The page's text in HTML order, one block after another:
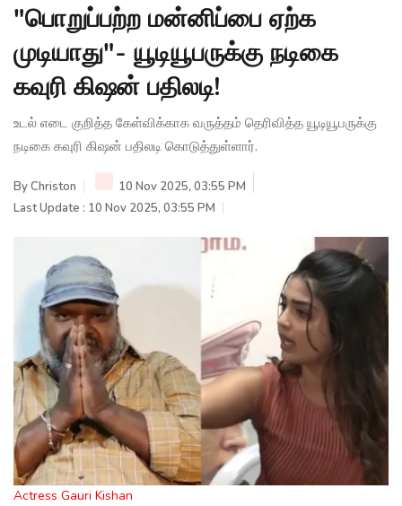
"பொறுப்பற்ற மன்னிப்பை ஏற்க
முடியாது"- யூடியூபருக்கு நடிகை
கவுரி கிஷன் பதிலடி!
உடல் எடை குறித்த கேள்விக்காக வருத்தம் தெரிவித்த யூடியூபருக்கு
நடிகை கவுரி கிஷன் பதிலடி கொடுத்துள்ளார்.
ByChriston
10 Nov 2025, 03:55 PM
Last Update : 10 Nov 2025, 03:55 PM
Actress Gauri Kishan